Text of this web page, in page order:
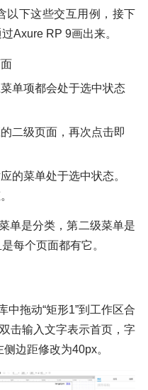
以下这些交互用例，接下
Axure RP 9画出来。
单项都会处于选中状态
二级页面，再次点击即
的菜单处于选中状态。
单是分类，第二级菜单是
每个页面都有它。
中拖动“矩形1”到工作区合
击输入文字表示首页，字
边距修改为40px。